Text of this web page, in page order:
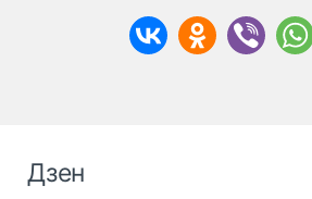
Дзен